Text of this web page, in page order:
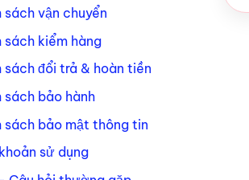
sách vận chuyển
sách kiểm hàng
sách đổi trả & hoàn tiền
sách bảo hành
sách bảo mật thông tin
sử dụng